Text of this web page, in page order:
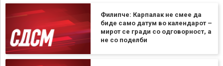
Филипче: Карпалак не смее да
биде само датум во календарот –
мирот се гради со одговорност, а
не со поделби